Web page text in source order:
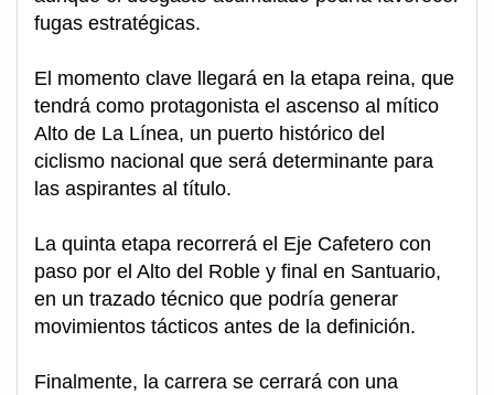
fugas estratégicas.
El momento clave llegará en la etapa reina, que
tendrá como protagonista el ascenso al mítico
Alto de La Línea, un puerto histórico del
ciclismo nacional que será determinante para
las aspirantes al título.
La quinta etapa recorrerá el Eje Cafetero con
paso por el Alto del Roble y final en Santuario,
en un trazado técnico que podría generar
movimientos tácticos antes de la definición.
Finalmente, la carrera se cerrará con una